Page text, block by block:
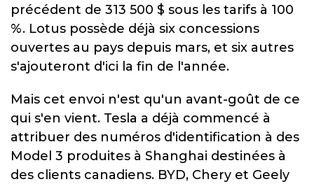
précédent de 313 500 $ sous les tarifs à 100
%. Lotus possède déjà six concessions
ouvertes au pays depuis mars, et six autres
s'ajouteront d'ici la fin de l'année.
Mais cet envoi n'est qu'un avant-goût de ce
qui s'en vient. Tesla a déjà commencé à
attribuer des numéros d'identification à des
Model 3 produites à Shanghai destinées à
des clients canadiens. BYD, Chery et Geely